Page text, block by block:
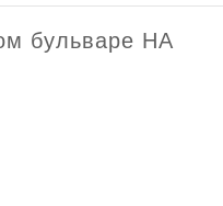
бульваре НА